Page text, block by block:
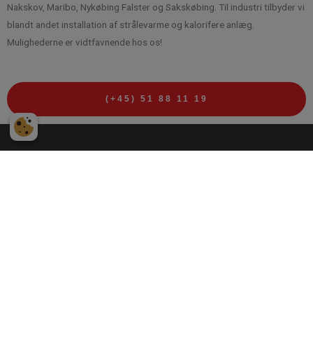
Nakskov, Maribo, Nykøbing Falster og Sakskøbing. Til industri tilbyder vi
blandt andet installation af strålevarme og kalorifere anlæg.
Mulighederne er vidtfavnende hos os!
(+45) 51 88 11 19